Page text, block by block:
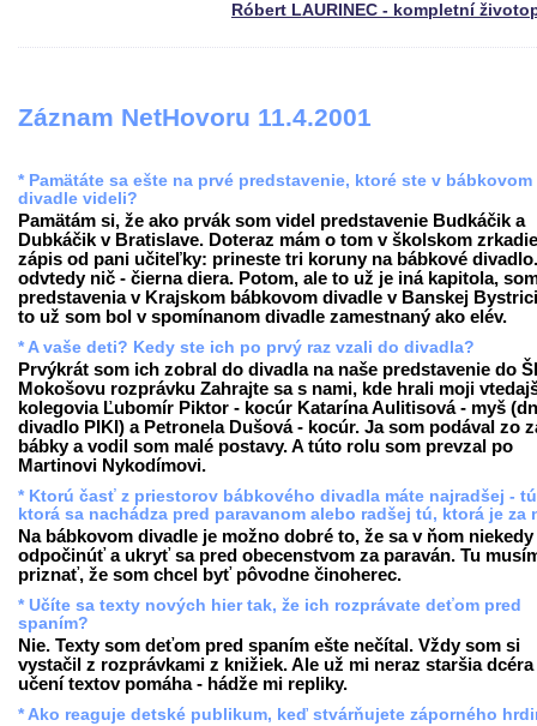
Róbert LAURINEC - kompletní
Záznam NetHovoru 11.4.2001
* Pamätáte sa ešte na prvé predstavenie, ktoré ste v bábkovom
divadle videli?
Pamätám si, že ako prvák som videl predstavenie Budkáčik a
Dubkáčik v Bratislave. Doteraz mám o tom v školskom
zápis od pani učiteľky: prineste tri koruny na bábkové
odvtedy nič - čierna diera. Potom, ale to už je iná kapitola,
predstavenia v Krajskom bábkovom divadle v Banskej
to už som bol v spomínanom divadle zamestnaný ako elév.
* A vaše deti? Kedy ste ich po prvý raz vzali do divadla?
Prvýkrát som ich zobral do divadla na naše predstavenie do
Mokošovu rozprávku Zahrajte sa s nami, kde hrali moji
kolegovia Ľubomír Piktor - kocúr Katarína Aulitisová - myš
divadlo PIKI) a Petronela Dušová - kocúr. Ja som podával zo
bábky a vodil som malé postavy. A túto rolu som prevzal po
Martinovi Nykodímovi.
* Ktorú časť z priestorov bábkového divadla máte najradšej -
ktorá sa nachádza pred paravanom alebo radšej tú, ktorá je za
Na bábkovom divadle je možno dobré to, že sa v ňom niekedy
odpočinúť a ukryť sa pred obecenstvom za paraván. Tu
priznať, že som chcel byť pôvodne činoherec.
* Učíte sa texty nových hier tak, že ich rozprávate deťom pred
spaním?
Nie. Texty som deťom pred spaním ešte nečítal. Vždy som si
vystačil z rozprávkami z knižiek. Ale už mi neraz staršia
učení textov pomáha - hádže mi repliky.
* Ako reaguje detské publikum, keď stvárňujete záporného